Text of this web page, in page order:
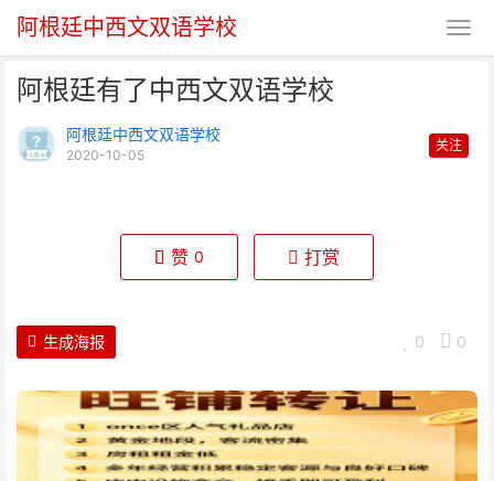
阿根廷中西文双语学校
阿根廷有了中西文双语学校
阿根廷中西文双语学校
2020-10-05
关注
阿根廷有了中西文双语学校
赞 0 打赏
0 0
生成海报